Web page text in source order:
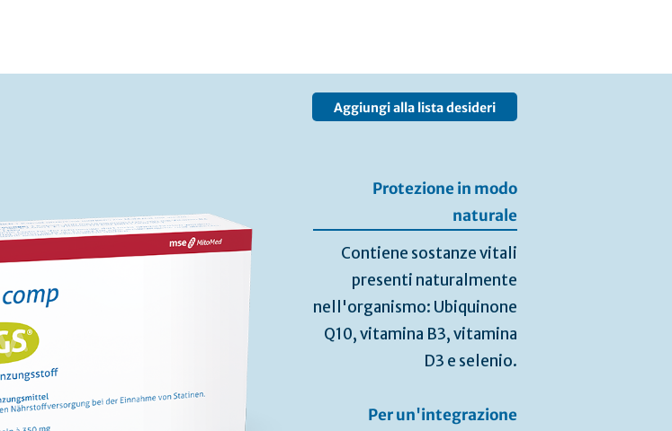
Aggiungi alla lista desideri
Protezione in modo
naturale
Contiene sostanze vitali
presenti naturalmente
nell'organismo: Ubiquinone
Q10, vitamina B3, vitamina
D3 e selenio.
Per un'integrazione